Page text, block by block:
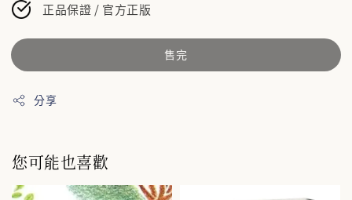
正品保證 / 官方正版
售完
分享
您可能也喜歡